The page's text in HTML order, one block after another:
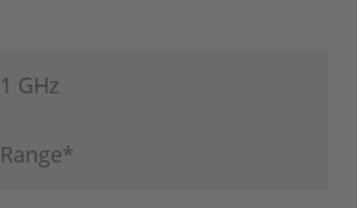
1 GHz
Range*